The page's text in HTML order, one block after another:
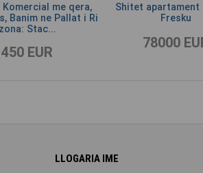
Komercial me qera,
Banim ne Pallat i Ri
zona: Stac...
450 EUR
Shitet apartament
Fresku
78000
LLOGARIA IME